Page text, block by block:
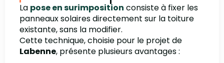
La pose en surimposition consiste à fixer les
panneaux solaires directement sur la toiture
existante, sans la modifier.
Cette technique, choisie pour le projet de
Labenne, présente plusieurs avantages :